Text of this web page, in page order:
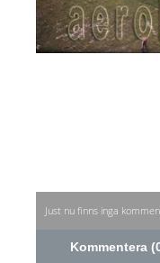
Just nu finns inga
Kommentera